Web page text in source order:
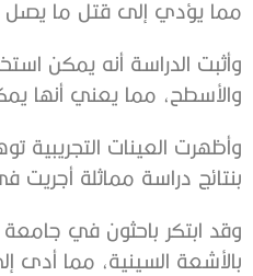
مما يؤدي إلى قتل ما يصل إلى 99.9% من
وأثبت الدراسة أنه يمكن
والأسطح، مما يعني أنها
بنتائج دراسة مماثلة أجريت في
وقد ابتكر باحثون في
بالأشعة السينية، مما